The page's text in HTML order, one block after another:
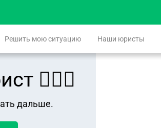
Решить мою ситуацию Наши юристы
👨🏻‍⚖️
дальше.